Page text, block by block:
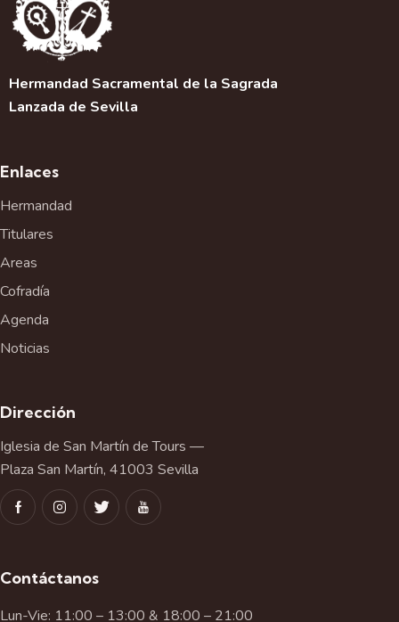
Hermandad Sacramental de la Sagrada
Lanzada de Sevilla
Enlaces
Hermandad
Titulares
Areas
Cofradía
Agenda
Noticias
Dirección
Iglesia de San Martín de Tours —
Plaza San Martín, 41003 Sevilla
Contáctanos
Lun-Vie: 11:00 – 13:00 & 18:00 – 21:00